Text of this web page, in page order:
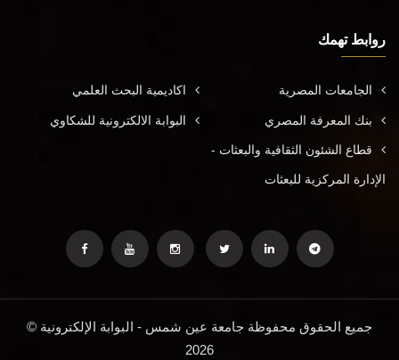
روابط تهمك
الجامعات المصرية اكاديمية البحث العلمي
بنك المعرفة المصري البوابة الالكترونية للشكاوي
قطاع الشئون الثقافية والبعثات -
الإدارة المركزية للبعثات
جميع الحقوق محفوظة جامعة عين شمس - البوابة الإلكترونية ©
2026